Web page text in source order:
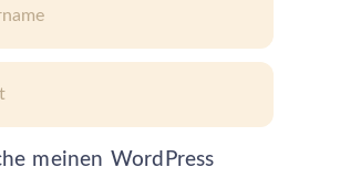
meinen WordPress